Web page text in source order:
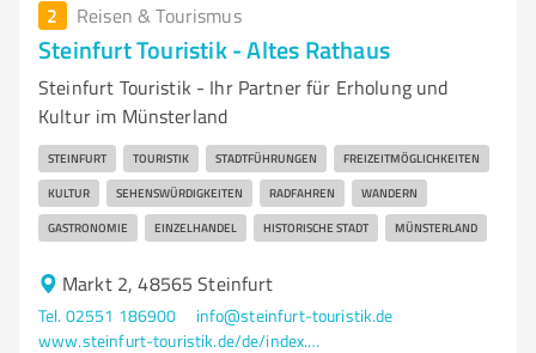
2 Reisen & Tourismus
Steinfurt Touristik - Altes Rathaus
Steinfurt Touristik - Ihr Partner für Erholung und
Kultur im Münsterland
STEINFURT TOURISTIK STADTFÜHRUNGEN FREIZEITMÖGLICHKEITEN
KULTUR SEHENSWÜRDIGKEITEN RADFAHREN WANDERN
GASTRONOMIE EINZELHANDEL HISTORISCHE STADT MÜNSTERLAND
Markt 2, 48565 Steinfurt
Tel. 02551 186900
info@steinfurt-touristik.de
www.steinfurt-touristik.de/de/index.php